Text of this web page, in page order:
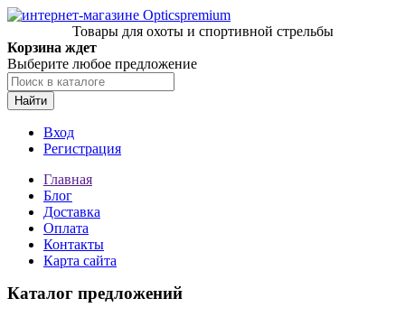
Товары для охоты и спортивной стрельбы
Корзина ждет
Выберите любое предложение
Найти
Вход
Регистрация
Главная
Блог
Доставка
Оплата
Контакты
Карта сайта
Каталог предложений